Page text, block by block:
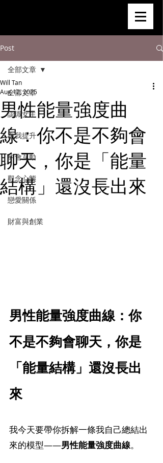
Post
全部文章
認識女生
自我提升
約會互動
觀念心態
戀愛關係
財富與創業
全部文章
男性能量強度曲
線：你不是不夠會
聊天，你是「能量
結構」還沒長出來
Will Tan
Aug 12, 2025
男性能量強度曲線：你
不是不夠會聊天，你是
「能量結構」還沒長出
來
我今天要帶你拆解一條我自己總結出
來的模型——男性能量強度曲線。